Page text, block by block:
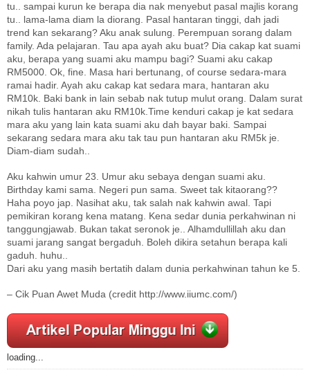
tu.. sampai kurun ke berapa dia nak menyebut pasal majlis korang
tu.. lama-lama diam la diorang. Pasal hantaran tinggi, dah jadi
trend kan sekarang? Aku anak sulung. Perempuan sorang dalam
family. Ada pelajaran. Tau apa ayah aku buat? Dia cakap kat suami
aku, berapa yang suami aku mampu bagi? Suami aku cakap
RM5000. Ok, fine. Masa hari bertunang, of course sedara-mara
ramai hadir. Ayah aku cakap kat sedara mara, hantaran aku
RM10k. Baki bank in lain sebab nak tutup mulut orang. Dalam surat
nikah tulis hantaran aku RM10k.Time kenduri cakap je kat sedara
mara aku yang lain kata suami aku dah bayar baki. Sampai
sekarang sedara mara aku tak tau pun hantaran aku RM5k je.
Diam-diam sudah..
Aku kahwin umur 23. Umur aku sebaya dengan suami aku.
Birthday kami sama. Negeri pun sama. Sweet tak kitaorang??
Haha poyo jap. Nasihat aku, tak salah nak kahwin awal. Tapi
pemikiran korang kena matang. Kena sedar dunia perkahwinan ni
tanggungjawab. Bukan takat seronok je.. Alhamdullillah aku dan
suami jarang sangat bergaduh. Boleh dikira setahun berapa kali
gaduh. huhu..
Dari aku yang masih bertatih dalam dunia perkahwinan tahun ke 5.
– Cik Puan Awet Muda (credit http://www.iiumc.com/)
loading...